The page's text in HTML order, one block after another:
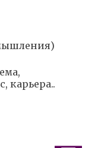
карьера..